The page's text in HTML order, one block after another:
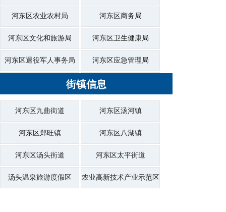
河东区农业农村局 河东区商务局
河东区文化和旅游局 河东区卫生健康局
河东区退役军人事务局 河东区应急管理局
河东区行政审批服务局
街镇信息
河东区九曲街道 河东区汤河镇
河东区郑旺镇 河东区八湖镇
河东区汤头街道 河东区太平街道
汤头温泉旅游度假区 农业高新技术产业示范区